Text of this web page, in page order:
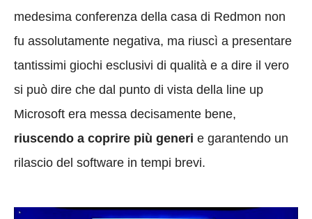
medesima conferenza della casa di Redmon non
fu assolutamente negativa, ma riuscì a presentare
tantissimi giochi esclusivi di qualità e a dire il vero
si può dire che dal punto di vista della line up
Microsoft era messa decisamente bene,
riuscendo a coprire più generi e garantendo un
rilascio del software in tempi brevi.